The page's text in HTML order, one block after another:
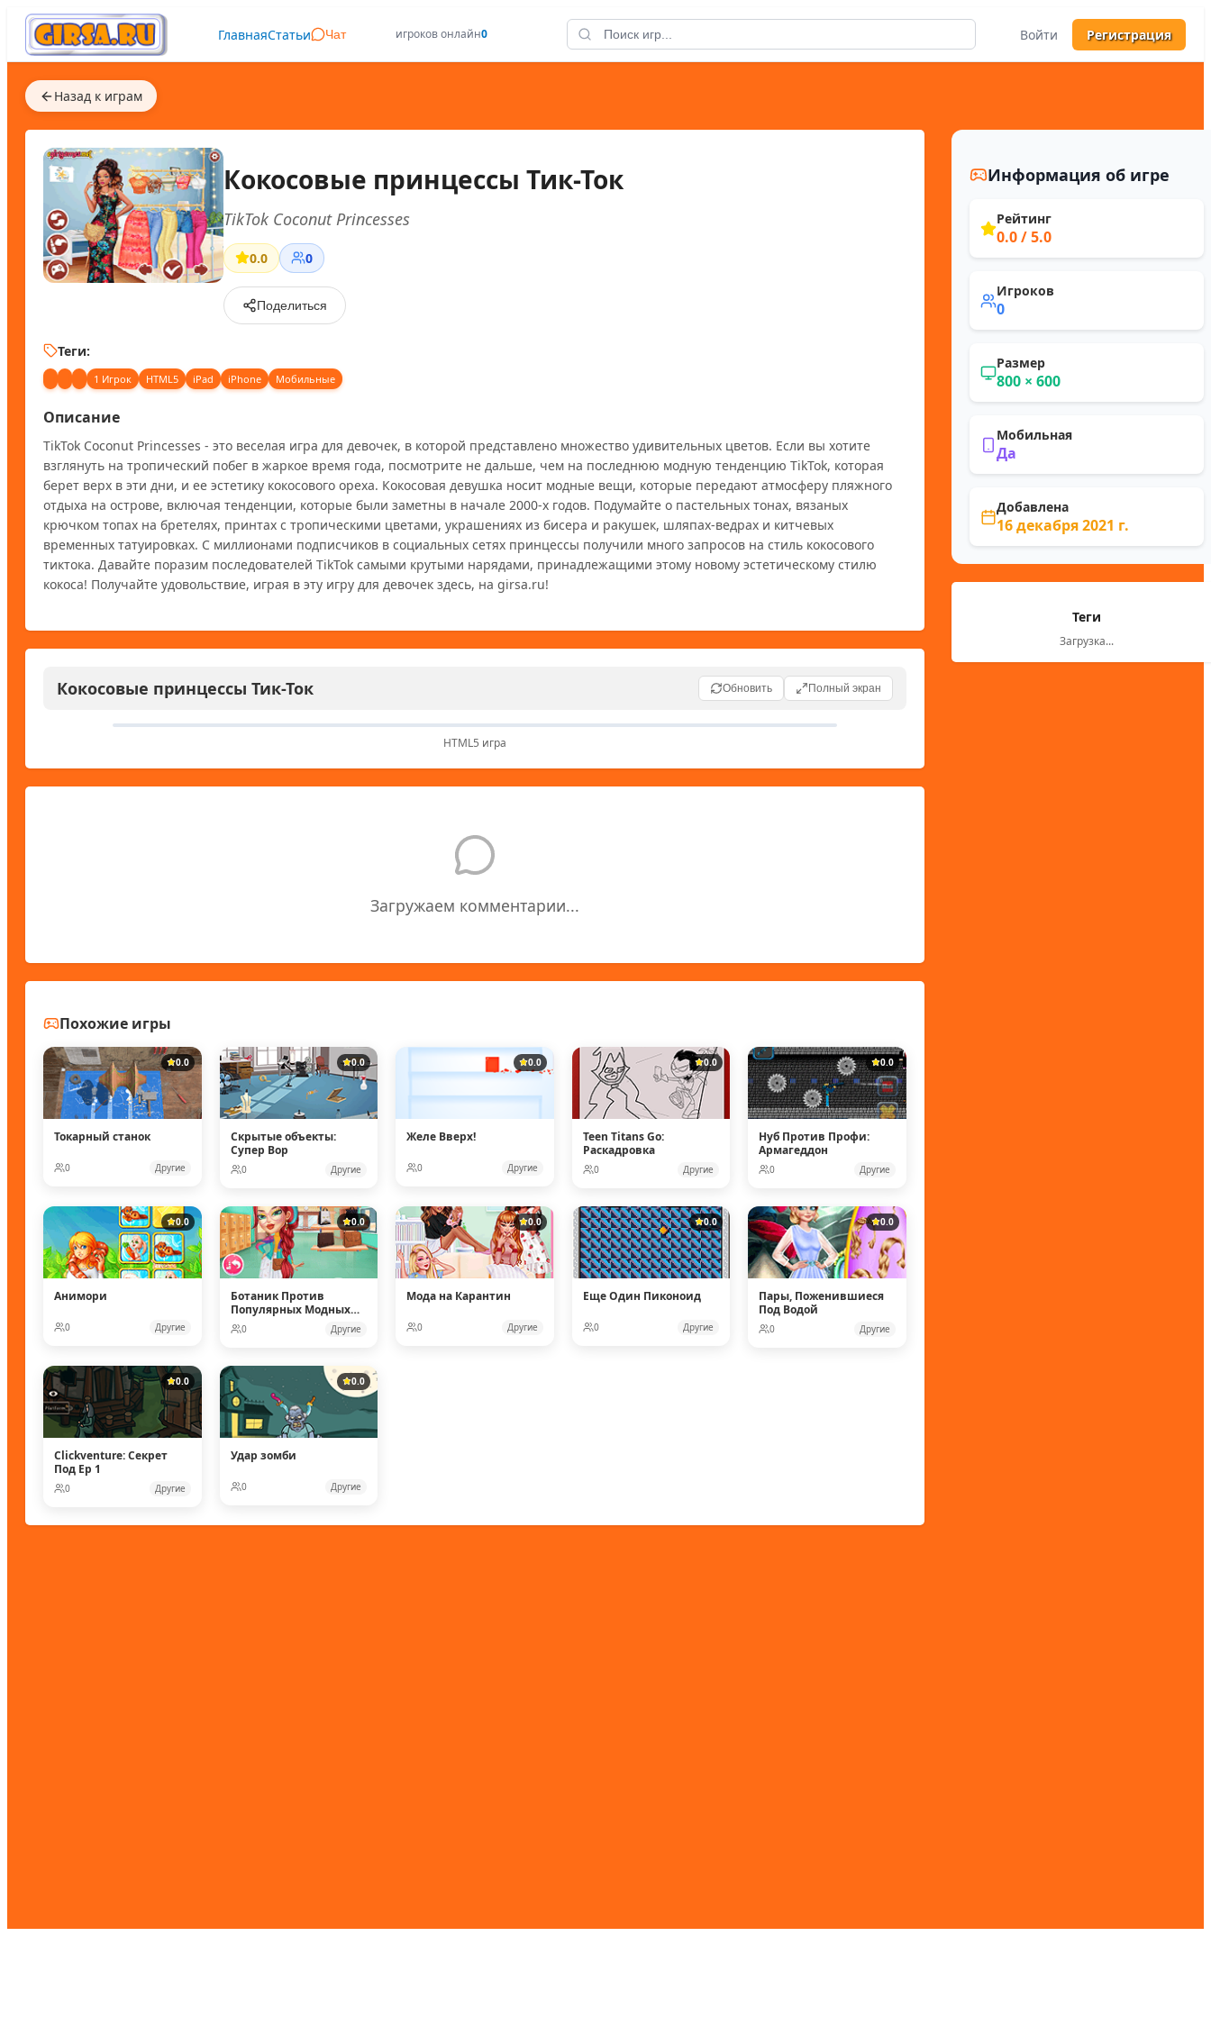
ГлавнаяСтатьи Чат игроков онлайн0 Войти Регистрация
Назад к играм
Кокосовые принцессы Тик-Ток
TikTok Coconut Princesses
0.0 0
Поделиться
Теги:
1 Игрок HTML5 iPad iPhone Мобильные
Описание
TikTok Coconut Princesses - это веселая игра для девочек, в которой представлено множество удивительных цветов. Если вы хотите
взглянуть на тропический побег в жаркое время года, посмотрите не дальше, чем на последнюю модную тенденцию TikTok, которая
берет верх в эти дни, и ее эстетику кокосового ореха. Кокосовая девушка носит модные вещи, которые передают атмосферу пляжного
отдыха на острове, включая тенденции, которые были заметны в начале 2000-х годов. Подумайте о пастельных тонах, вязаных
крючком топах на бретелях, принтах с тропическими цветами, украшениях из бисера и ракушек, шляпах-ведрах и китчевых
временных татуировках. С миллионами подписчиков в социальных сетях принцессы получили много запросов на стиль кокосового
тиктока. Давайте поразим последователей TikTok самыми крутыми нарядами, принадлежащими этому новому эстетическому стилю
кокоса! Получайте удовольствие, играя в эту игру для девочек здесь, на girsa.ru!
Кокосовые принцессы Тик-Ток Обновить Полный экран
HTML5 игра
Загружаем комментарии...
Похожие игры
0.0
Токарный станок
0 Другие
0.0
Скрытые объекты:
Супер Вор
0 Другие
0.0
Желе Вверх!
0 Другие
0.0
Teen Titans Go:
Раскадровка
0 Другие
0.0
Нуб Против Профи:
Армагеддон
0 Другие
0.0
Анимори
0 Другие
0.0
Ботаник Против
Популярных Модных
Кукол
0 Другие
0.0
Мода на Карантин
0 Другие
0.0
Еще Один Пиконоид
0 Другие
0.0
Пары, Поженившиеся
Под Водой
0 Другие
0.0
Clickventure: Секрет
Под Ep 1
0 Другие
0.0
Удар зомби
0 Другие
Информация об игре
Рейтинг
0.0/ 5.0
Игроков
0
Размер
800 × 600
Мобильная
Да
Добавлена
16 декабря 2021 г.
Теги
Загрузка...